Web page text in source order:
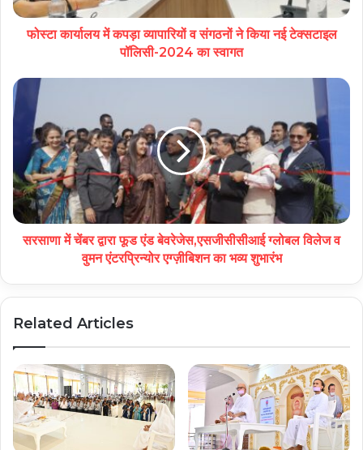
फोस्टा कार्यालय में कपड़ा व्यापारियों व संगठनों ने किया नई टेक्सटाइल
पॉलिसी-2024 का स्वागत
सरसाणा में चेंबर द्वारा फूड एंड बेवरेजेस,एसजीसीसीआई ग्लोबल विलेज व
वुमन एंटरप्रिन्योर एग्ज़ीबिशन का भव्य शुभारंभ
Related Articles